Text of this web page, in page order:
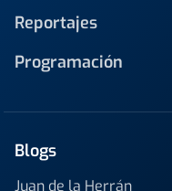
Reportajes
Programación
Blogs
Juan de la Herrán